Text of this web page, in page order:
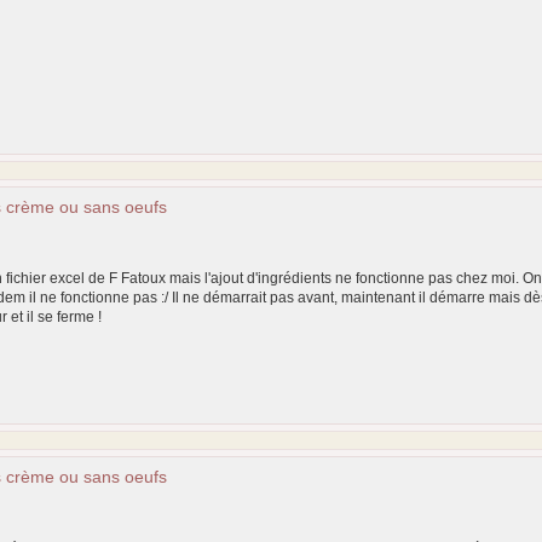
crème ou sans oeufs
fichier excel de F Fatoux mais l'ajout d'ingrédients ne fonctionne pas chez moi.
il ne fonctionne pas :/ Il ne démarrait pas avant, maintenant il démarre mais
et il se ferme !
crème ou sans oeufs